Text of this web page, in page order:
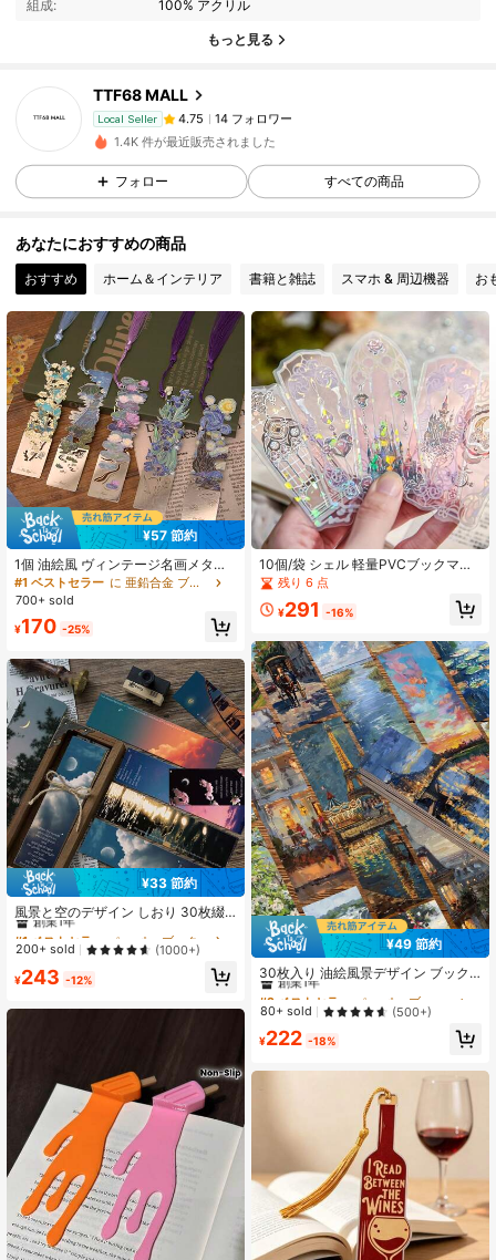
組成:
100% アクリル
もっと見る
TTF68 MALL
Local Seller
4.75 14 フォロワー
14 フォロワー
4.75 14 フォロワー
14 フォロワー
1.4K 件が最近販売されました
フォロー すべての商品
あなたにおすすめの商品
おすすめ ホーム＆インテリア 書籍と雑誌 スマホ & 周辺機器 お
¥57 節約
1個 油絵風 ヴィンテージ名画メタル
ブックマーク、スクラップブック 読
書用ブッククリップ ブックバックル
品、学生に適しています - 携帯可
能、学校の先生への賞品やホリデー
ギフトの記念品に最適
#1 ベストセラー
に 亜鉛合金 ブックマーク
700+ sold
¥170 -25%
¥33 節約
風景と空のデザイン しおり 30枚綴
り Diy クラフト用小さなメッセージ
カード
#1 ベストセラー
ペーパー ブックマーク
創業1年
#1 ベストセラー
創業1年
#1 ベストセラー
創業1年
#1 ベストセラー
創業1年
200+ sold (1000+)
¥243 -12%
10個/袋 シェル 軽量PVCブックマー
ク、夢のような虹色テーマ、輝く城
と蝶のパターン、フレッシュリーデ
ィングブックマーク、パーティーと
ベストチョイス
残り 6 点
¥291 -16%
¥49 節約
30枚入り 油絵風景デザイン ブック
マーク、DIYデコレーションに最適な
多機能読書マーカー
#2 ベストセラー
ペーパー ブックマーク
創業1年
#2 ベストセラー
創業1年
#2 ベストセラー
創業1年
#2 ベストセラー
創業1年
80+ sold (500+)
¥222 -18%